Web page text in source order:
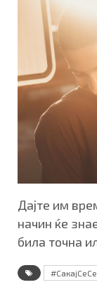
Дајте им
начин ќе
била точна